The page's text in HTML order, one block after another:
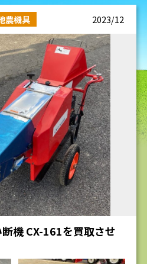
農機具 2023/12
機 CX-161を買取させ